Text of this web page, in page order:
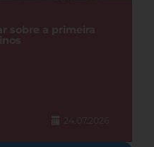
sobre a primeira
24.07.2026